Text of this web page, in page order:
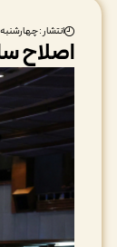
انتشار : چهارشنبه ۷ آبان, ۱۴۰۴ | ساعت: ۱۸:۵۲
اصلاح